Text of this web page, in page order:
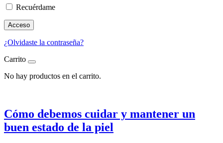
Recuérdame
Acceso
¿Olvidaste la contraseña?
Carrito
No hay productos en el carrito.
Cómo debemos cuidar y mantener un
buen estado de la piel